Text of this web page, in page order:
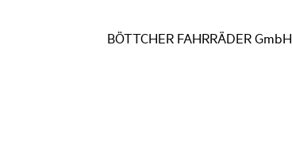
BÖTTCHER FAHRRÄDER GmbH